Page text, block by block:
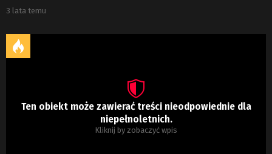
3 lata temu
Ten obiekt może zawierać treści nieodpowiednie dla
niepełnoletnich.
Kliknij by zobaczyć wpis